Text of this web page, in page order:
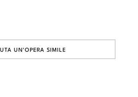
UN'OPERA SIMILE